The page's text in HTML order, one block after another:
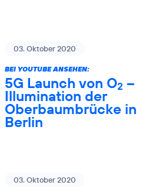
03. Oktober 2020
BEI YOUTUBE ANSEHEN:
5G Launch von O2 –
Illumination der
Oberbaumbrücke in
Berlin
03. Oktober 2020